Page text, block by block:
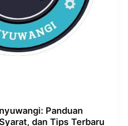
Panduan
dan Tips Terbaru